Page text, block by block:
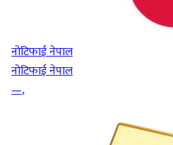
नोटिफाई नेपाल
नोटिफाई नेपाल
—,